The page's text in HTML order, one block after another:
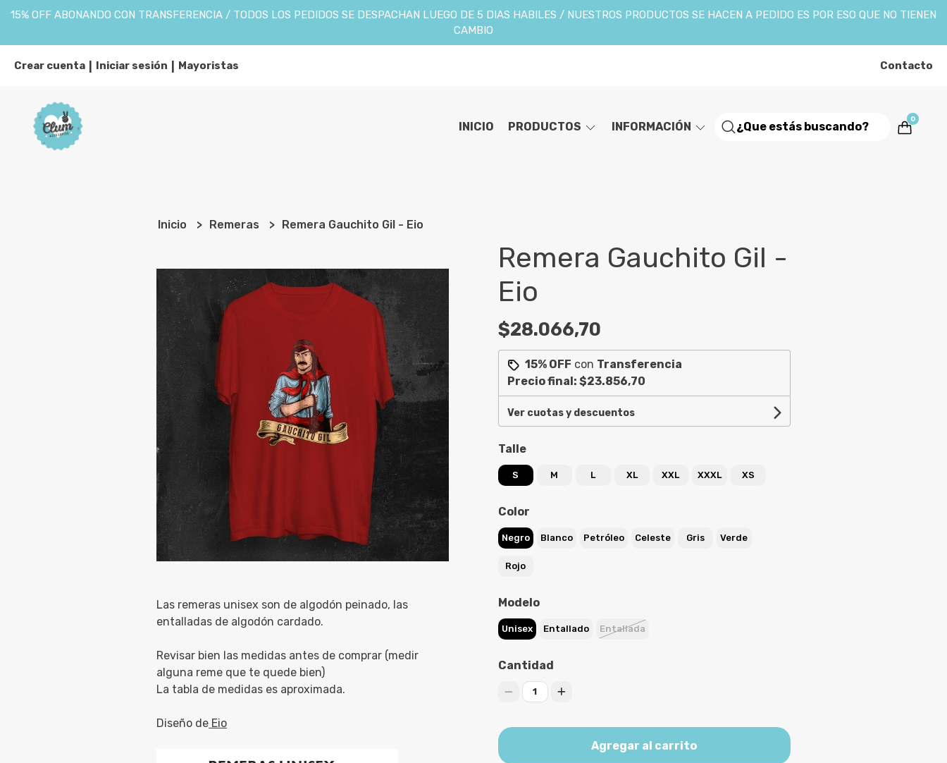
15% OFF ABONANDO CON TRANSFERENCIA / TODOS LOS PEDIDOS SE DESPACHAN LUEGO DE 5 DIAS HABILES / NUESTROS PRODUCTOS SE HACEN A PEDIDO ES POR ESO QUE NO TIENEN
CAMBIO
Crear cuenta Iniciar sesión Mayoristas Contacto
INICIO PRODUCTOS INFORMACIÓN
0
Inicio Remeras Remera Gauchito Gil - Eio
Las remeras unisex son de algodón peinado, las
entalladas de algodón cardado.
Revisar bien las medidas antes de comprar (medir
alguna reme que te quede bien)
La tabla de medidas es aproximada.
Diseño de Eio
Remera Gauchito Gil -
Eio
$28.066,70
15% OFF con Transferencia
Precio final: $23.856,70
Ver cuotas y descuentos
Talle
S M L XL XXL XXXL XS
Color
Negro Blanco Petróleo Celeste Gris Verde
Rojo
Modelo
Unisex Entallado Entallada
Cantidad
1
Agregar al carrito